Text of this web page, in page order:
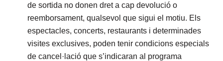
de sortida no donen dret a cap devolució o
reemborsament, qualsevol que sigui el motiu. Els
espectacles, concerts, restaurants i determinades
visites exclusives, poden tenir condicions especials
de cancel·lació que s’indicaran al programa